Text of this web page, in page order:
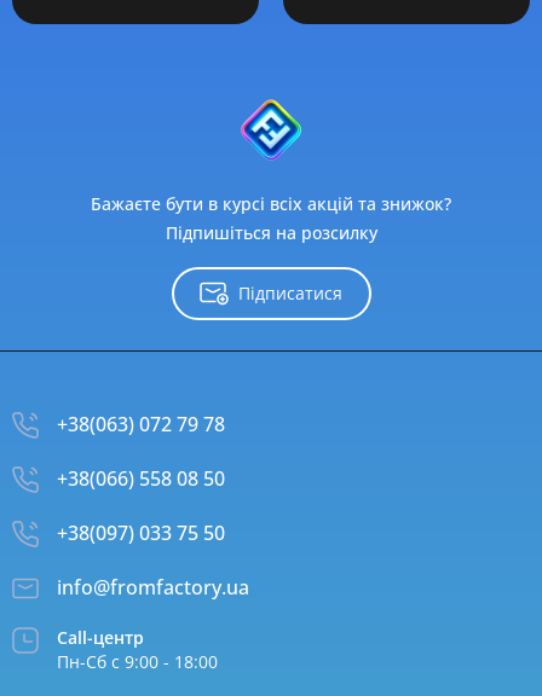
Бажаєте бути в курсі всіх акцій та знижок?
Підпишіться на розсилку
Підписатися
+38(063) 072 79 78
+38(066) 558 08 50
+38(097) 033 75 50
info@fromfactory.ua
Call-центр
Пн-Сб с 9:00 - 18:00